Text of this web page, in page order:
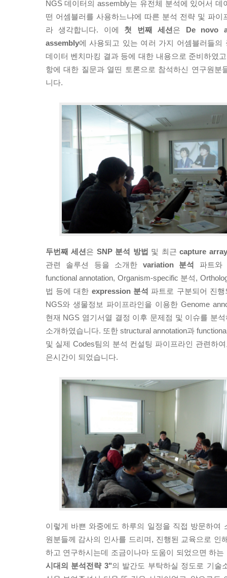
NGS 데이터의 assembly는 유전체 분석에 있어서 데
떤 어셈블러를 사용하느냐에 따른 분석 전략 및 파이
라 생각합니다. 이에 첫 번째 세션 은 De novo
assembly에 사용되고 있는 여러 가지 어셈블러들의
데이터 벤치마킹 결과 등에 대한 내용으로 준비하였
항에 대한 질문과 열띤 토론으로 참석하신 연구원분
니다.
두번째 세션 은 SNP 분석 방법 및 최근capture
관련 솔루션 등을 소개한 variation 분석
파트와
functional annotation, Organism-specific 분석,
법 등에 대한 expression 분석 파트로 구분되어 진
NGS와 생물정보 파이프라인을 이용한 Genome
현재 NGS 염기서열 결정 이후 문제점 및 이슈를 분
소개하였습니다. 또한 structural annotation과
및 실제 Codes팀의 분석 컨설팅 파이프라인 관련하
은시간이 되었습니다.
이렇게 바쁜 와중에도 하루의 일정을 직접 방문하여
원분들께 감사의 인사를 드리며, 진행된 교육으로 인
하고 연구하시는데 조금이나마 도움이 되었으면 하
시대의 분석전략 3"의 발간도 부탁하실 정도로 기술